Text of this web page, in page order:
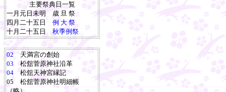
主要祭典日一覧
一月元日未明 歳 旦 祭
四月二十五日 例 大 祭
十月二十五日 秋季例祭
02 天満宮の創始
03 松舘菅原神社沿革
04 松舘天神宮縁記
05 松舘菅原神社明細帳